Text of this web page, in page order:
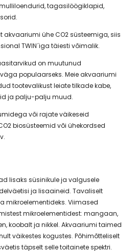
tagasilöögiklapid,
ühe CO2 süsteemiga, siis
TWIN´iga täiesti võimalik.
on muutunud
populaarseks. Meie akvaariumi
tootevalikust leiate tilkade kabe,
ja palju-palju muud.
või rajate väikeseid
biosüsteemid või ühekordsed
lisaks süsinikule ja valgusele
ja lisaaineid. Tavaliselt
mikroelementideks. Viimased
mikroelementidest: mangaan,
koobalt ja nikkel. Akvaariumi taimed
väikestes kogustes. Põhimõtteliselt
täpselt selle toitainete spektri.